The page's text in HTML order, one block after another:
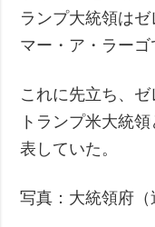
ランプ大統領は
マー・ア・ラーゴ
これに先立ち、
トランプ米大統
表していた。
写真：大統領府（